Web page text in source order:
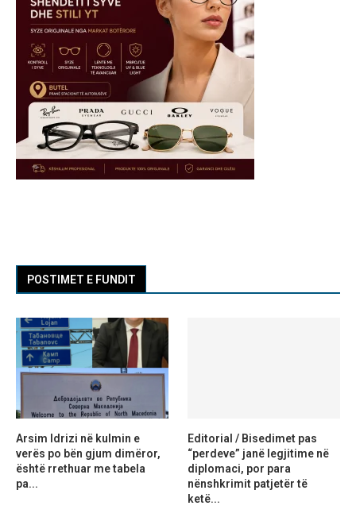
POSTIMET E FUNDIT
Arsim Idrizi në kulmin e
verës po bën gjum dimëror,
është rrethuar me tabela
pa...
Editorial / Bisedimet pas
“perdeve” janë legjitime në
diplomaci, por para
nënshkrimit patjetër të
ketë...